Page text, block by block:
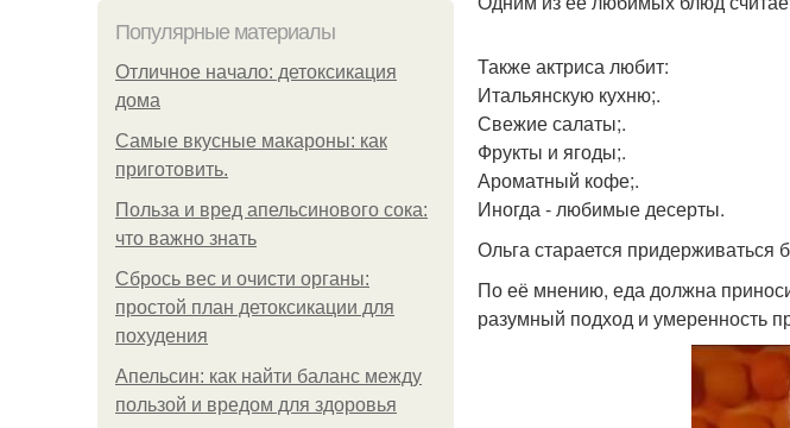
Популярные материалы
Отличное начало: детоксикация
дома
Самые вкусные макароны: как
приготовить.
Польза и вред апельсинового сока:
что важно знать
Сбрось вес и очисти органы:
простой план детоксикации для
похудения
Апельсин: как найти баланс между
пользой и вредом для здоровья
Также актриса любит:
Итальянскую кухню;.
Свежие салаты;.
Фрукты и ягоды;.
Ароматный кофе;.
Иногда - любимые десерты.
Ольга старается придерживаться
По её мнению, еда должна
разумный подход и умеренность